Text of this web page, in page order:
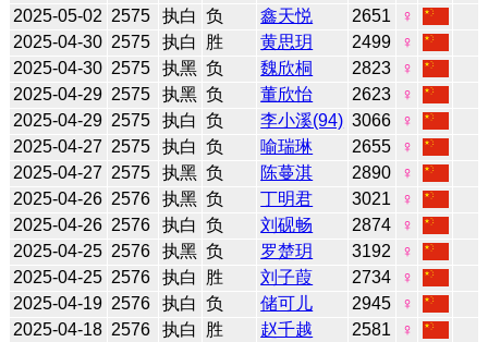
2025-05-02 2575 执白 负 鑫天悦 2651
♀
2025-04-30 2575 执白 胜 黄思玥 2499
♀
2025-04-30 2575 执黑 负 魏欣桐 2823
♀
2025-04-29 2575 执黑 负 董欣怡 2623
♀
2025-04-29 2575 执白 负 李小溪(94) 3066
♀
2025-04-27 2575 执白 负 喻瑞琳 2655
♀
2025-04-27 2575 执黑 负 陈蔓淇 2890
♀
2025-04-26 2576 执黑 负 丁明君 3021
♀
2025-04-26 2576 执白 负 刘砚畅 2874
♀
2025-04-25 2576 执黑 负 罗楚玥 3192
♀
2025-04-25 2576 执白 胜 刘子葭 2734
♀
2025-04-19 2576 执白 负 储可儿 2945
♀
2025-04-18 2576 执白 胜 赵千越 2581
♀